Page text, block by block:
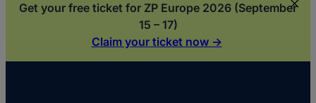
Get your free ticket for ZP Europe 2026 (September
15 – 17)
Claim your ticket now ->